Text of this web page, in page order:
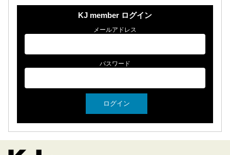
KJ member ログイン
メールアドレス
パスワード